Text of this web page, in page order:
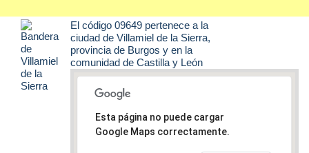
El código 09649 pertenece a la
ciudad de Villamiel de la Sierra,
provincia de Burgos y en la
comunidad de Castilla y León
Esta página no puede cargar
Google Maps correctamente.